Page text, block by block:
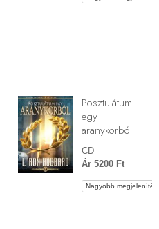
Posztulátum
egy
aranykorból
CD
Ár 5200 Ft
Nagyobb megjelenítés